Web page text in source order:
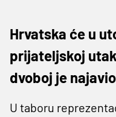
Hrvatska će u
prijateljskoj
dvoboj je
U taboru